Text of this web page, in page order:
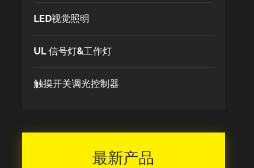
LED视觉照明
UL 信号灯&工作灯
触摸开关调光控制器
最新产品